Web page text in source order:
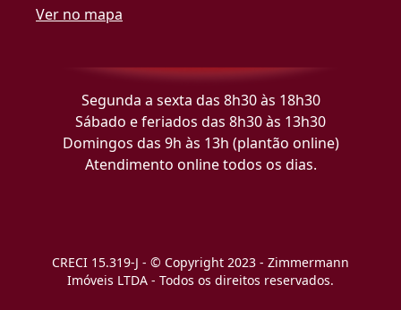
Ver no mapa
Segunda a sexta das 8h30 às 18h30
Sábado e feriados das 8h30 às 13h30
Domingos das 9h às 13h (plantão online)
Atendimento online todos os dias.
CRECI 15.319-J - © Copyright 2023 - Zimmermann
Imóveis LTDA - Todos os direitos reservados.